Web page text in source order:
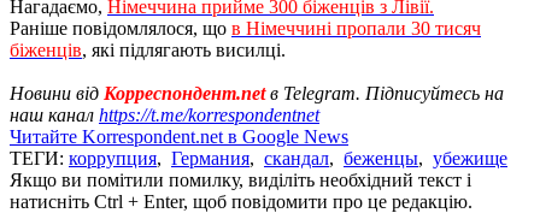
Нагадаємо, Німеччина прийме 300 біженців з Лівії.
Раніше повідомлялося, що в Німеччині пропали 30 тисяч
біженців, які підлягають висилці.
Новини від Корреспондент.netв Telegram. Підписуйтесь на
наш канал https://t.me/korrespondentnet
Читайте Korrespondent.net в Google News
ТЕГИ: коррупция, Германия, скандал, беженцы, убежище
Якщо ви помітили помилку, виділіть необхідний текст і
натисніть Ctrl + Enter, щоб повідомити про це редакцію.